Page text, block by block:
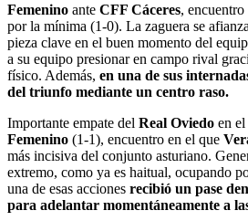
Femenino ante CFF Cáceres,
por la mínima (1-0). La zaguera se
pieza clave en el buen momento del
a su equipo presionar en campo rival
físico. Además, en una de sus
del triunfo mediante un centro raso.
Importante empate del Real Oviedo en
Femenino (1-1), encuentro en el que
más incisiva del conjunto asturiano.
extremo, como ya es haitual, ocupando
una de esas acciones recibió un pase
para adelantar momentáneamente a